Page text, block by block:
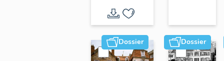
Dossier Dossier